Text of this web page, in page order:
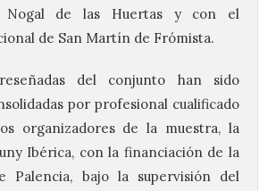
Nogal de las Huertas y con el
de San Martín de Frómista.
del conjunto han sido
por profesional cualificado
organizadores de la muestra, la
Ibérica, con la financiación de la
Palencia, bajo la supervisión del